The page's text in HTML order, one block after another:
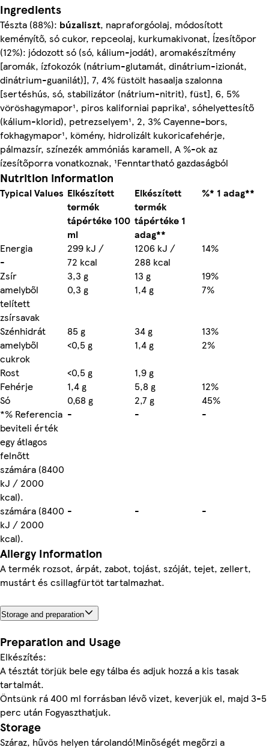
Ingredients
Tészta (88%): búzaliszt, napraforgóolaj, módosított
keményítő, só cukor, repceolaj, kurkumakivonat, Ízesítőpor
(12%): jódozott só (só, kálium-jodát), aromakészítmény
[aromák, ízfokozók (nátrium-glutamát, dinátrium-izionát,
dinátrium-guanilát)], 7, 4% füstölt hasaalja szalonna
[sertéshús, só, stabilizátor (nátrium-nitrit), füst], 6, 5%
vöröshagymapor¹, piros kaliforniai paprika¹, sóhelyettesítő
(kálium-klorid), petrezselyem¹, 2, 3% Cayenne-bors,
fokhagymapor¹, kömény, hidrolizált kukoricafehérje,
pálmazsír, színezék ammóniás karamell, A %-ok az
ízesítőporra vonatkoznak, ¹Fenntartható gazdaságból
Nutrition information
Typical Values Elkészített
termék
tápértéke 100
ml
Elkészített
termék
tápértéke 1
adag**
%* 1 adag**
Energia 299 kJ / 1206 kJ /
14%
-
72 kcal
288 kcal
Zsír
3,3 g 13 g
19%
amelyből
telített
zsírsavak
0,3 g 1,4 g 7%
Szénhidrát 85 g 34 g
13%
amelyből
cukrok
<0,5 g 1,4 g
2%
Rost
<0,5 g
1,9 g
Fehérje
1,4 g 5,8 g
12%
Só
0,68 g 2,7 g
45%
*% Referencia
beviteli érték
egy átlagos
felnőtt
számára (8400
kJ / 2000
kcal).
- - -
számára (8400
kJ / 2000
kcal).
- - -
Allergy Information
A termék rozsot, árpát, zabot, tojást, szóját, tejet, zellert,
mustárt és csillagfürtöt tartalmazhat.
Storage and preparation
Preparation and Usage
Elkészítés:
A tésztát törjük bele egy tálba és adjuk hozzá a kis tasak
tartalmát.
Öntsünk rá 400 ml forrásban lévő vizet, keverjük el, majd 3-5
perc után Fogyaszthatjuk.
Storage
Száraz, hűvös helyen tárolandó!Minőségét megőrzi a